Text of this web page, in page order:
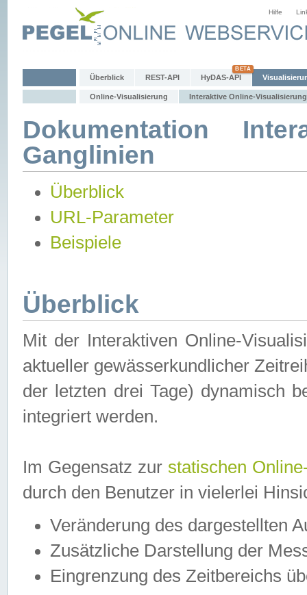
Hilfe
Überblick REST-API HyDAS-API
Online-Visualisierung Interaktive Online-Visualisierung
Dokumentation
Ganglinien
Überblick
URL-Parameter
Beispiele
Überblick
Mit der Interaktiven Online-
aktueller gewässerkundlicher
der letzten drei Tage) dynamisch
integriert werden.
Im Gegensatz zur statischen
durch den Benutzer in vielerlei
Veränderung des dargestellten
Zusätzliche Darstellung der
Eingrenzung des Zeitbereichs